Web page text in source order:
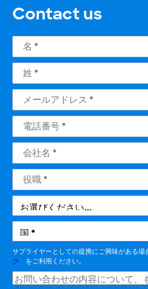
Contact us
サプライヤーとしての提携にご興味がある場
ク
をご利用ください。